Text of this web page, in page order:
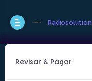
Radiosolution
Revisar & Pagar